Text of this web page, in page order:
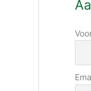
a
:
e
n